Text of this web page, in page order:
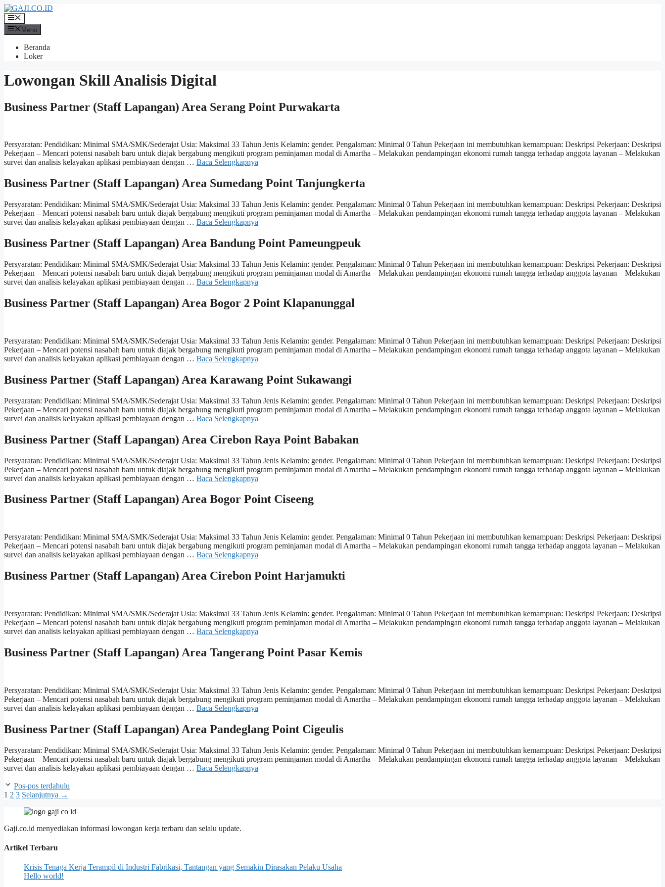
Langsung
ke
isi
Menu
Menu
Beranda
Loker
Lowongan Skill Analisis Digital
Business Partner (Staff Lapangan) Area Serang Point Purwakarta
Persyaratan: Pendidikan: Minimal SMA/SMK/Sederajat Usia: Maksimal 33 Tahun Jenis Kelamin: gender. Pengalaman: Minimal 0 Tahun Pekerjaan ini membutuhkan kemampuan: Deskripsi Pekerjaan: Deskripsi
Pekerjaan – Mencari potensi nasabah baru untuk diajak bergabung mengikuti program peminjaman modal di Amartha – Melakukan pendampingan ekonomi rumah tangga terhadap anggota layanan – Melakukan
survei dan analisis kelayakan aplikasi pembiayaan dengan … Baca Selengkapnya
Business Partner (Staff Lapangan) Area Sumedang Point Tanjungkerta
Persyaratan: Pendidikan: Minimal SMA/SMK/Sederajat Usia: Maksimal 33 Tahun Jenis Kelamin: gender. Pengalaman: Minimal 0 Tahun Pekerjaan ini membutuhkan kemampuan: Deskripsi Pekerjaan: Deskripsi
Pekerjaan – Mencari potensi nasabah baru untuk diajak bergabung mengikuti program peminjaman modal di Amartha – Melakukan pendampingan ekonomi rumah tangga terhadap anggota layanan – Melakukan
survei dan analisis kelayakan aplikasi pembiayaan dengan … Baca Selengkapnya
Business Partner (Staff Lapangan) Area Bandung Point Pameungpeuk
Persyaratan: Pendidikan: Minimal SMA/SMK/Sederajat Usia: Maksimal 33 Tahun Jenis Kelamin: gender. Pengalaman: Minimal 0 Tahun Pekerjaan ini membutuhkan kemampuan: Deskripsi Pekerjaan: Deskripsi
Pekerjaan – Mencari potensi nasabah baru untuk diajak bergabung mengikuti program peminjaman modal di Amartha – Melakukan pendampingan ekonomi rumah tangga terhadap anggota layanan – Melakukan
survei dan analisis kelayakan aplikasi pembiayaan dengan … Baca Selengkapnya
Business Partner (Staff Lapangan) Area Bogor 2 Point Klapanunggal
Persyaratan: Pendidikan: Minimal SMA/SMK/Sederajat Usia: Maksimal 33 Tahun Jenis Kelamin: gender. Pengalaman: Minimal 0 Tahun Pekerjaan ini membutuhkan kemampuan: Deskripsi Pekerjaan: Deskripsi
Pekerjaan – Mencari potensi nasabah baru untuk diajak bergabung mengikuti program peminjaman modal di Amartha – Melakukan pendampingan ekonomi rumah tangga terhadap anggota layanan – Melakukan
survei dan analisis kelayakan aplikasi pembiayaan dengan … Baca Selengkapnya
Business Partner (Staff Lapangan) Area Karawang Point Sukawangi
Persyaratan: Pendidikan: Minimal SMA/SMK/Sederajat Usia: Maksimal 33 Tahun Jenis Kelamin: gender. Pengalaman: Minimal 0 Tahun Pekerjaan ini membutuhkan kemampuan: Deskripsi Pekerjaan: Deskripsi
Pekerjaan – Mencari potensi nasabah baru untuk diajak bergabung mengikuti program peminjaman modal di Amartha – Melakukan pendampingan ekonomi rumah tangga terhadap anggota layanan – Melakukan
survei dan analisis kelayakan aplikasi pembiayaan dengan … Baca Selengkapnya
Business Partner (Staff Lapangan) Area Cirebon Raya Point Babakan
Persyaratan: Pendidikan: Minimal SMA/SMK/Sederajat Usia: Maksimal 33 Tahun Jenis Kelamin: gender. Pengalaman: Minimal 0 Tahun Pekerjaan ini membutuhkan kemampuan: Deskripsi Pekerjaan: Deskripsi
Pekerjaan – Mencari potensi nasabah baru untuk diajak bergabung mengikuti program peminjaman modal di Amartha – Melakukan pendampingan ekonomi rumah tangga terhadap anggota layanan – Melakukan
survei dan analisis kelayakan aplikasi pembiayaan dengan … Baca Selengkapnya
Business Partner (Staff Lapangan) Area Bogor Point Ciseeng
Persyaratan: Pendidikan: Minimal SMA/SMK/Sederajat Usia: Maksimal 33 Tahun Jenis Kelamin: gender. Pengalaman: Minimal 0 Tahun Pekerjaan ini membutuhkan kemampuan: Deskripsi Pekerjaan: Deskripsi
Pekerjaan – Mencari potensi nasabah baru untuk diajak bergabung mengikuti program peminjaman modal di Amartha – Melakukan pendampingan ekonomi rumah tangga terhadap anggota layanan – Melakukan
survei dan analisis kelayakan aplikasi pembiayaan dengan … Baca Selengkapnya
Business Partner (Staff Lapangan) Area Cirebon Point Harjamukti
Persyaratan: Pendidikan: Minimal SMA/SMK/Sederajat Usia: Maksimal 33 Tahun Jenis Kelamin: gender. Pengalaman: Minimal 0 Tahun Pekerjaan ini membutuhkan kemampuan: Deskripsi Pekerjaan: Deskripsi
Pekerjaan – Mencari potensi nasabah baru untuk diajak bergabung mengikuti program peminjaman modal di Amartha – Melakukan pendampingan ekonomi rumah tangga terhadap anggota layanan – Melakukan
survei dan analisis kelayakan aplikasi pembiayaan dengan … Baca Selengkapnya
Business Partner (Staff Lapangan) Area Tangerang Point Pasar Kemis
Persyaratan: Pendidikan: Minimal SMA/SMK/Sederajat Usia: Maksimal 33 Tahun Jenis Kelamin: gender. Pengalaman: Minimal 0 Tahun Pekerjaan ini membutuhkan kemampuan: Deskripsi Pekerjaan: Deskripsi
Pekerjaan – Mencari potensi nasabah baru untuk diajak bergabung mengikuti program peminjaman modal di Amartha – Melakukan pendampingan ekonomi rumah tangga terhadap anggota layanan – Melakukan
survei dan analisis kelayakan aplikasi pembiayaan dengan … Baca Selengkapnya
Business Partner (Staff Lapangan) Area Pandeglang Point Cigeulis
Persyaratan: Pendidikan: Minimal SMA/SMK/Sederajat Usia: Maksimal 33 Tahun Jenis Kelamin: gender. Pengalaman: Minimal 0 Tahun Pekerjaan ini membutuhkan kemampuan: Deskripsi Pekerjaan: Deskripsi
Pekerjaan – Mencari potensi nasabah baru untuk diajak bergabung mengikuti program peminjaman modal di Amartha – Melakukan pendampingan ekonomi rumah tangga terhadap anggota layanan – Melakukan
survei dan analisis kelayakan aplikasi pembiayaan dengan … Baca Selengkapnya
Pos-pos terdahulu
Halaman
1 Halaman
2 Halaman
3 Selanjutnya →
Gaji.co.id menyediakan informasi lowongan kerja terbaru dan selalu update.
Artikel Terbaru
Krisis Tenaga Kerja Terampil di Industri Fabrikasi, Tantangan yang Semakin Dirasakan Pelaku Usaha
Hello world!